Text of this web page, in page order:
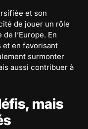
et son
de jouer un rôle
l’Europe. En
et en favorisant
surmonter
aussi contribuer à
mais